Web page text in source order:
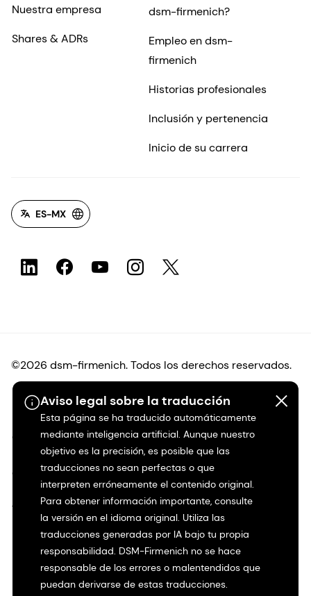
Aviso legal sobre la traducción
Esta página se ha traducido automáticamente
mediante inteligencia artificial. Aunque nuestro
objetivo es la precisión, es posible que las
traducciones no sean perfectas o que
interpreten erróneamente el contenido original.
Para obtener información importante, consulte
la versión en el idioma original. Utiliza las
traducciones generadas por IA bajo tu propia
responsabilidad. DSM-Firmenich no se hace
responsable de los errores o malentendidos que
puedan derivarse de estas traducciones.
Nuestra empresa
Shares & ADRs
dsm-firmenich?
Empleo en dsm-
firmenich
Historias profesionales
Inclusión y pertenencia
Inicio de su carrera
ES-MX
©2026 dsm-firmenich. Todos los derechos reservados.
Protección de datos
Condiciones de uso
Condiciones generales
Transparencia en California
Declaración de accesibilidad
Información jurídica